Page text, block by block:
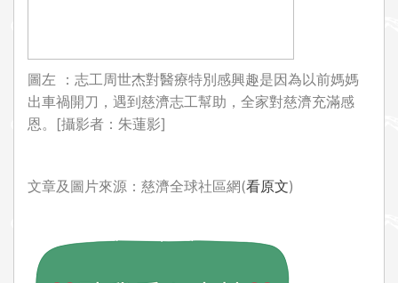
圖左 ：志工周世杰對醫療特別感興趣是因為以前媽媽
出車禍開刀，遇到慈濟志工幫助，全家對慈濟充滿感
恩。[攝影者：朱蓮影]
文章及圖片來源：慈濟全球社區網(看原文)